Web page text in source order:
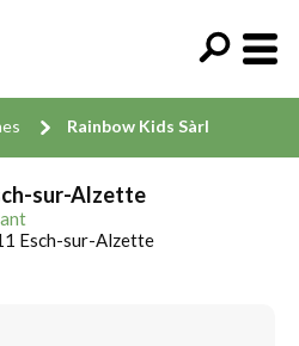
Rainbow Kids Sàrl
sur-Alzette
Esch-sur-Alzette